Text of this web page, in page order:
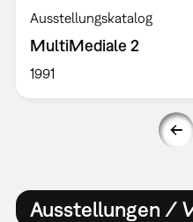
Ausstellungskatalog
MultiMediale 2
1991
Ausstellungen /